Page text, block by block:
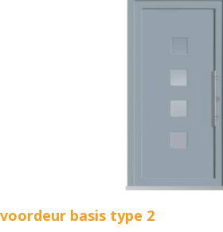
voordeur basis type 2